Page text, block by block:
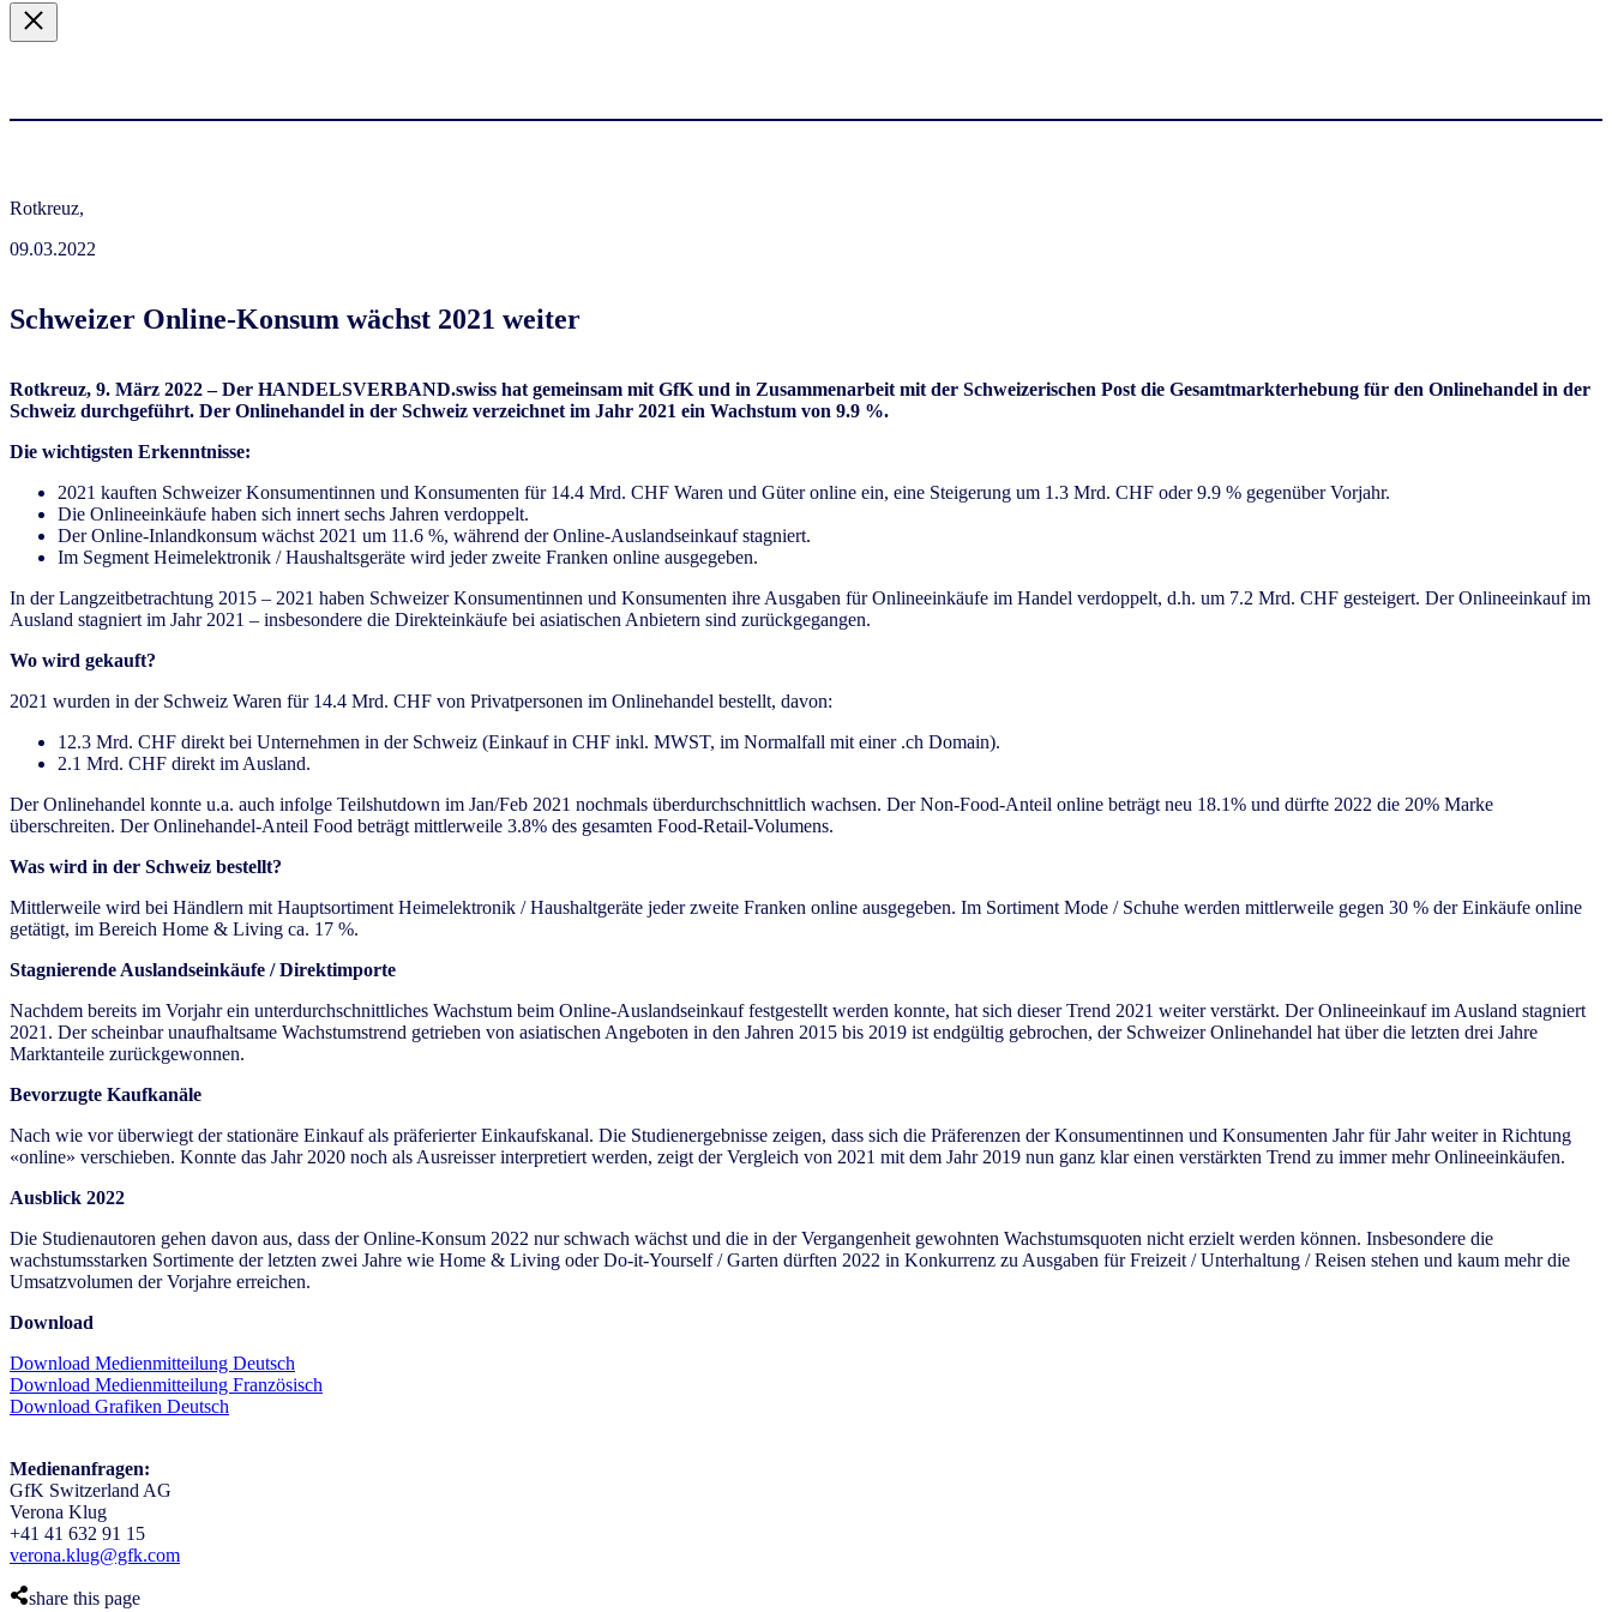
Rotkreuz,
09.03.2022
Schweizer Online-Konsum wächst 2021 weiter
Rotkreuz, 9. März 2022 –Der HANDELSVERBAND.swiss hat gemeinsam mit GfK und in Zusammenarbeit mit der Schweizerischen Post die Gesamtmarkterhebung für den Onlinehandel in der
Schweiz durchgeführt. Der Onlinehandel in der Schweiz verzeichnet im Jahr 2021 ein Wachstum von 9.9 %.
Die wichtigsten Erkenntnisse:
2021 kauften Schweizer Konsumentinnen und Konsumenten für 14.4 Mrd. CHF Waren und Güter online ein, eine Steigerung um 1.3 Mrd. CHF oder 9.9 % gegenüber Vorjahr.
Die Onlineeinkäufe haben sich innert sechs Jahren verdoppelt.
Der Online-Inlandkonsum wächst 2021 um 11.6 %, während der Online-Auslandseinkauf stagniert.
Im Segment Heimelektronik / Haushaltsgeräte wird jeder zweite Franken online ausgegeben.
In der Langzeitbetrachtung 2015 – 2021 haben Schweizer Konsumentinnen und Konsumenten ihre Ausgaben für Onlineeinkäufe im Handel verdoppelt, d.h. um 7.2 Mrd. CHF gesteigert. Der Onlineeinkauf im
Ausland stagniert im Jahr 2021 – insbesondere die Direkteinkäufe bei asiatischen Anbietern sind zurückgegangen.
Wo wird gekauft?
2021 wurden in der Schweiz Waren für 14.4 Mrd. CHF von Privatpersonen im Onlinehandel bestellt, davon:
12.3 Mrd. CHF direkt bei Unternehmen in der Schweiz (Einkauf in CHF inkl. MWST, im Normalfall mit einer .ch Domain).
2.1 Mrd. CHF direkt im Ausland.
Der Onlinehandel konnte u.a. auch infolge Teilshutdown im Jan/Feb 2021 nochmals überdurchschnittlich wachsen. Der Non-Food-Anteil online beträgt neu 18.1% und dürfte 2022 die 20% Marke
überschreiten. Der Onlinehandel-Anteil Food beträgt mittlerweile 3.8% des gesamten Food-Retail-Volumens.
Was wird in der Schweiz bestellt?
Mittlerweile wird bei Händlern mit Hauptsortiment Heimelektronik / Haushaltgeräte jeder zweite Franken online ausgegeben. Im Sortiment Mode / Schuhe werden mittlerweile gegen 30 % der Einkäufe online
getätigt, im Bereich Home & Living ca. 17 %.
Stagnierende Auslandseinkäufe / Direktimporte
Nachdem bereits im Vorjahr ein unterdurchschnittliches Wachstum beim Online-Auslandseinkauf festgestellt werden konnte, hat sich dieser Trend 2021 weiter verstärkt. Der Onlineeinkauf im Ausland stagniert
2021. Der scheinbar unaufhaltsame Wachstumstrend getrieben von asiatischen Angeboten in den Jahren 2015 bis 2019 ist endgültig gebrochen, der Schweizer Onlinehandel hat über die letzten drei Jahre
Marktanteile zurückgewonnen.
Bevorzugte Kaufkanäle
Nach wie vor überwiegt der stationäre Einkauf als präferierter Einkaufskanal. Die Studienergebnisse zeigen, dass sich die Präferenzen der Konsumentinnen und Konsumenten Jahr für Jahr weiter in Richtung
«online» verschieben. Konnte das Jahr 2020 noch als Ausreisser interpretiert werden, zeigt der Vergleich von 2021 mit dem Jahr 2019 nun ganz klar einen verstärkten Trend zu immer mehr Onlineeinkäufen.
Ausblick 2022
Die Studienautoren gehen davon aus, dass der Online-Konsum 2022 nur schwach wächst und die in der Vergangenheit gewohnten Wachstumsquoten nicht erzielt werden können. Insbesondere die
wachstumsstarken Sortimente der letzten zwei Jahre wie Home & Living oder Do-it-Yourself / Garten dürften 2022 in Konkurrenz zu Ausgaben für Freizeit / Unterhaltung / Reisen stehen und kaum mehr die
Umsatzvolumen der Vorjahre erreichen.
Download
Download Medienmitteilung Deutsch
Download Medienmitteilung Französisch
Download Grafiken Deutsch
Medienanfragen:
GfK Switzerland AG
Verona Klug
+41 41 632 91 15
verona.klug@gfk.com
share this page